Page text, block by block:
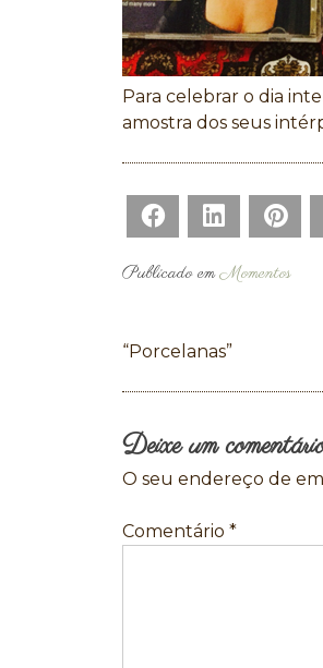
Para celebrar o dia
amostra dos seus
Facebook LinkedIn
Publicado emMomentos
Navegação
de
artigos
“Porcelanas”
Deixe um
O seu endereço de
Comentário *